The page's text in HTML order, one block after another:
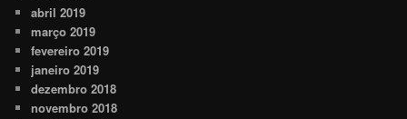
abril 2019
março 2019
fevereiro 2019
janeiro 2019
dezembro 2018
novembro 2018